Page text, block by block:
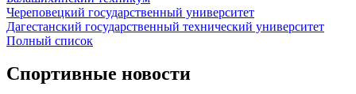
Череповецкий государственный университет
Дагестанский государственный технический университет
Полный список
Спортивные новости